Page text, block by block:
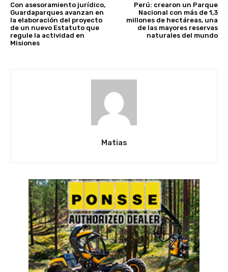
Con asesoramiento jurídico,
Guardaparques avanzan en
la elaboración del proyecto
de un nuevo Estatuto que
regule la actividad en
Misiones
Perú: crearon un Parque
Nacional con más de 1,3
millones de hectáreas, una
de las mayores reservas
naturales del mundo
Matias